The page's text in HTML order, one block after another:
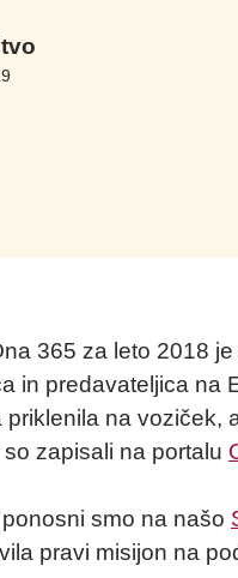
365 za leto 2018
in predavateljica na
priklenila na voziček,
so zapisali na portalu
smo na našo
pravi misijon na